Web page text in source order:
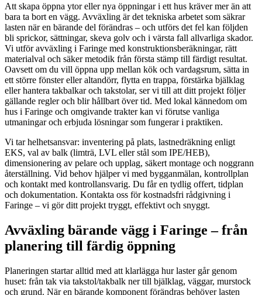
Att skapa öppna ytor eller nya öppningar i ett hus kräver mer än att
bara ta bort en vägg. Avväxling är det tekniska arbetet som säkrar
lasten när en bärande del förändras – och utförs det fel kan följden
bli sprickor, sättningar, skeva golv och i värsta fall allvarliga skador.
Vi utför avväxling i Faringe med konstruktionsberäkningar, rätt
materialval och säker metodik från första stämp till färdigt resultat.
Oavsett om du vill öppna upp mellan kök och vardagsrum, sätta in
ett större fönster eller altandörr, flytta en trappa, förstärka bjälklag
eller hantera takbalkar och takstolar, ser vi till att ditt projekt följer
gällande regler och blir hållbart över tid. Med lokal kännedom om
hus i Faringe och omgivande trakter kan vi förutse vanliga
utmaningar och erbjuda lösningar som fungerar i praktiken.
Vi tar helhetsansvar: inventering på plats, lastnedräkning enligt
EKS, val av balk (limträ, LVL eller stål som IPE/HEB),
dimensionering av pelare och upplag, säkert montage och noggrann
återställning. Vid behov hjälper vi med bygganmälan, kontrollplan
och kontakt med kontrollansvarig. Du får en tydlig offert, tidplan
och dokumentation. Kontakta oss för kostnadsfri rådgivning i
Faringe – vi gör ditt projekt tryggt, effektivt och snyggt.
Avväxling bärande vägg i Faringe – från
planering till färdig öppning
Planeringen startar alltid med att klarlägga hur laster går genom
huset: från tak via takstol/takbalk ner till bjälklag, väggar, murstock
och grund. När en bärande komponent förändras behöver lasten